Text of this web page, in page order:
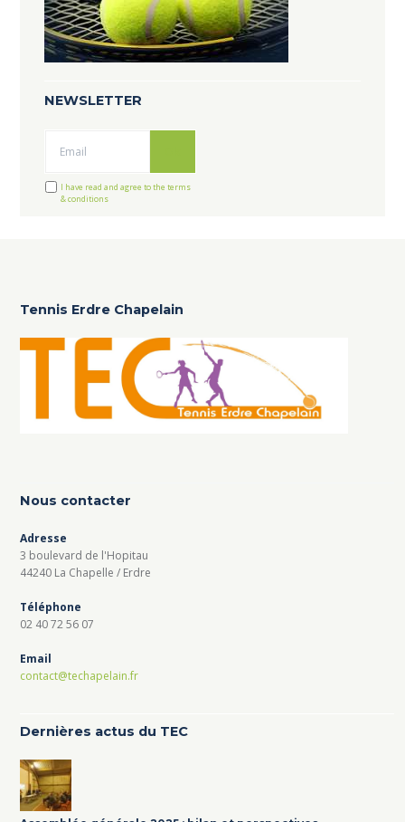
NEWSLETTER
I have read and agree to the terms
& conditions
Tennis Erdre Chapelain
Nous contacter
Adresse
3 boulevard de l'Hopitau
44240 La Chapelle / Erdre
Téléphone
02 40 72 56 07
Email
contact@techapelain.fr
Dernières actus du TEC